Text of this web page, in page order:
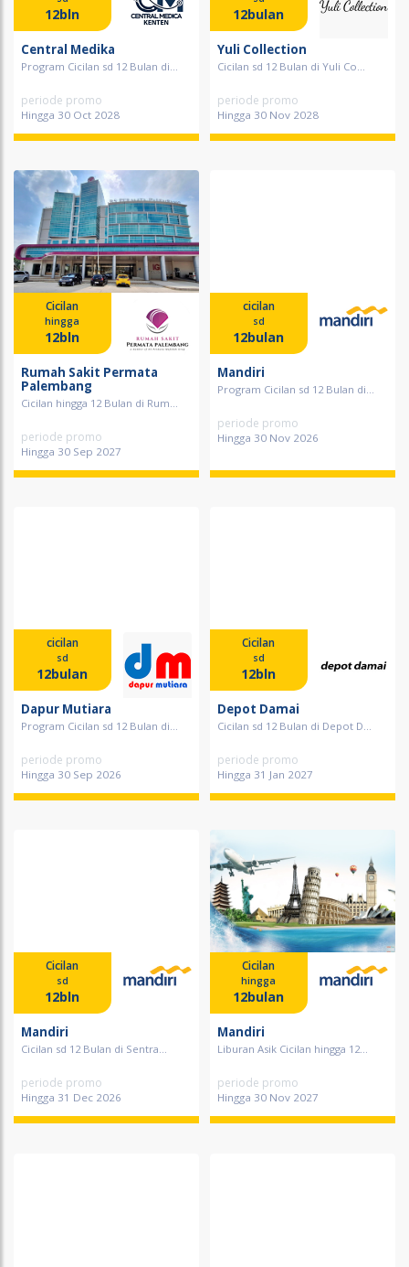
12bln
Central Medika
Program Cicilan sd 12 Bulan di...
periode promo
Hingga 30 Oct 2028
12bulan
Yuli Collection
Cicilan sd 12 Bulan di Yuli Co...
periode promo
Hingga 30 Nov 2028
Cicilan
hingga
12bln
Rumah Sakit Permata
Palembang
Cicilan hingga 12 Bulan di Rum...
periode promo
Hingga 30 Sep 2027
cicilan
sd
12bulan
Mandiri
Program Cicilan sd 12 Bulan di...
periode promo
Hingga 30 Nov 2026
cicilan
sd
12bulan
Dapur Mutiara
Program Cicilan sd 12 Bulan di...
periode promo
Hingga 30 Sep 2026
Cicilan
sd
12bln
Depot Damai
Cicilan sd 12 Bulan di Depot D...
periode promo
Hingga 31 Jan 2027
Cicilan
sd
12bln
Mandiri
Cicilan sd 12 Bulan di Sentra...
periode promo
Hingga 31 Dec 2026
Cicilan
hingga
12bulan
Mandiri
Liburan Asik Cicilan hingga 12...
periode promo
Hingga 30 Nov 2027